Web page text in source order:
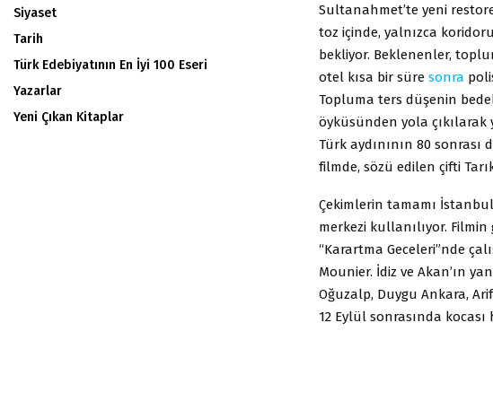
Sultanahmet’te yeni
toz içinde, yalnızca
bekliyor. Beklenenler,
otel kısa bir süre sonra
Topluma ters düşenin bedeli
öyküsünden yola çıkılarak
Türk aydınının 80
filmde, sözü edilen çifti
Çekimlerin tamamı
merkezi kullanılıyor.
“Karartma Geceleri”nde
Mounier. İdiz ve Akan’ın
Oğuzalp, Duygu Ankara,
12 Eylül sonrasında
Siyaset
Tarih
Türk Edebiyatının En İyi 100 Eseri
Yazarlar
Yeni Çıkan Kitaplar